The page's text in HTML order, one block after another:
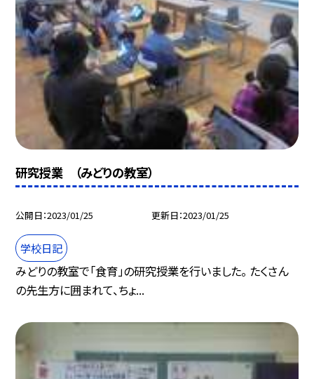
研究授業 （みどりの教室）
公開日 2023/01/25 更新日 2023/01/25
学校日記
みどりの教室で「食育」の研究授業を行いました。 たくさん
の先生方に囲まれて、ちょ...